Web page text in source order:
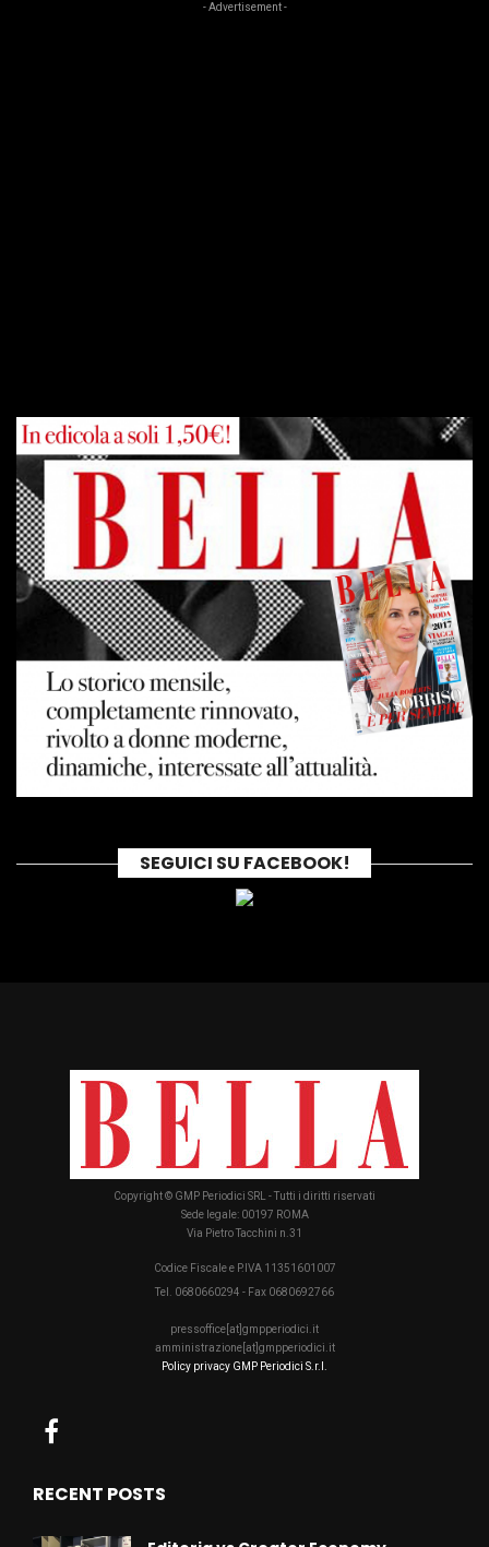
- Advertisement -
SEGUICI SU FACEBOOK!
Copyright © GMP Periodici SRL - Tutti i diritti riservati
Sede legale: 00197 ROMA
Via Pietro Tacchini n.31
Codice Fiscale e P.IVA 11351601007
Tel. 0680660294 - Fax 0680692766
pressoffice[at]gmpperiodici.it
amministrazione[at]gmpperiodici.it
Policy privacy GMP Periodici S.r.l.
RECENT POSTS